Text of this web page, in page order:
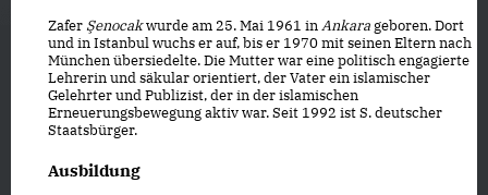
ZaferŞenocakwurde am 25. Mai 1961 inAnkara geboren. Dort
und in Istanbul wuchs er auf, bis er 1970 mit seinen Eltern nach
München übersiedelte. Die Mutter war eine politisch engagierte
Lehrerin und säkular orientiert, der Vater ein islamischer
Gelehrter und Publizist, der in der islamischen
Erneuerungsbewegung aktiv war. Seit 1992 ist S. deutscher
Staatsbürger.
Ausbildung